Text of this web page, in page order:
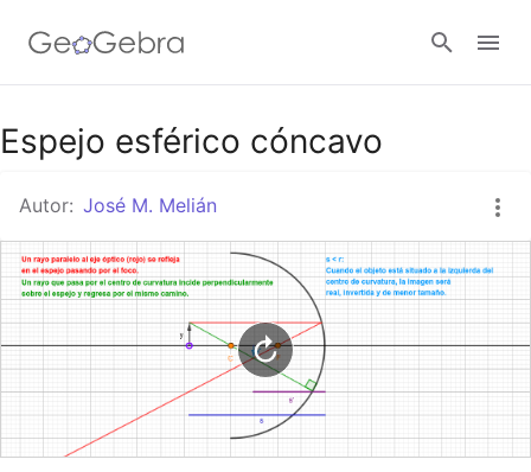
Google Classroom
GeoGebra Classroom
Abrir sesión
Espejo esférico cóncavo
Autor: José M. Melián